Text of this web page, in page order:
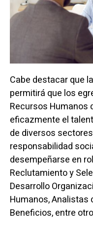
Cabe destacar que
permitirá que los
Recursos Humanos
eficazmente el
de diversos
responsabilidad
desempeñarse en
Reclutamiento y
Desarrollo
Humanos, Analistas
Beneficios, entre